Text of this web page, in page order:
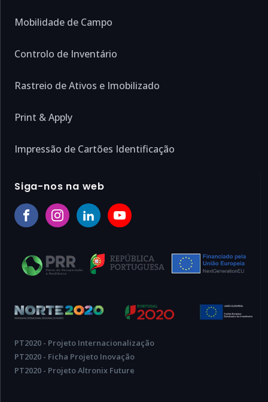
Mobilidade de Campo
Controlo de Inventário
Rastreio de Ativos e Imobilizado
Print & Apply
Impressão de Cartões Identificação
Siga-nos na web
PT2020 - Projeto Internacionalização
PT2020 - Ficha Projeto Inovação
PT2020 - Projeto Altronix Future